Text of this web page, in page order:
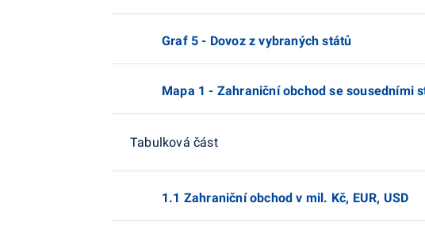
Graf 5 - Dovoz z vybraných států
Mapa 1 - Zahraniční obchod se sousedními
Tabulková část
1.1 Zahraniční obchod v mil. Kč, EUR, USD